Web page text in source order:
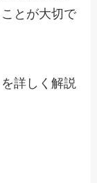
とが大切で
詳しく解説